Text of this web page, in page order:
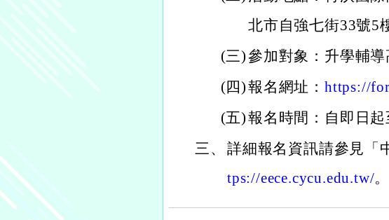
北市自強七街33號5
(三)參加對象：升學輔導
(四)報名網址： https://
(五)報名時間：自即日起
三、 詳細報名資訊請參見「
tps://eece.cycu.edu.tw/。